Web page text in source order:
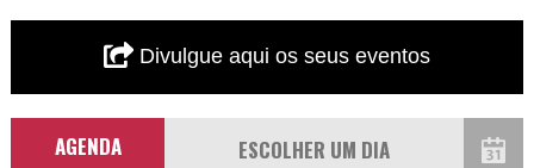
Divulgue aqui os seus eventos
AGENDA